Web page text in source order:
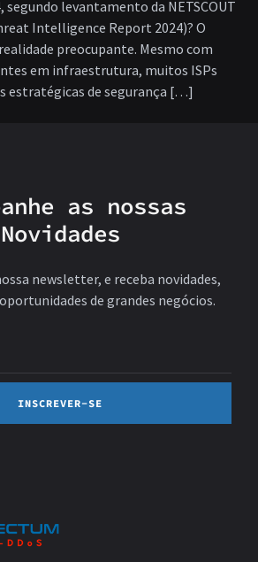
segundo levantamento da NETSCOUT
Intelligence Report 2024)? O
preocupante. Mesmo com
em infraestrutura, muitos ISPs
estratégicas de segurança […]
as nossas
Novidades
newsletter, e receba novidades,
de grandes negócios.
INSCREVER-SE